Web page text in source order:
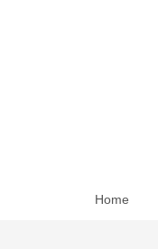
Home